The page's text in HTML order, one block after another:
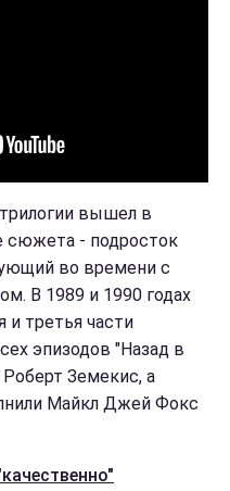
вышел в
сюжета - подросток
во времени с
В 1989 и 1990 годах
и третья части
эпизодов "Назад в
Земекис, а
Майкл Джей Фокс